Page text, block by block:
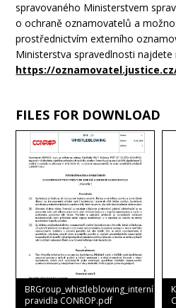
spravovaného Ministerstvem
o ochraně oznamovatelů a
prostřednictvím externího
Ministerstva spravedlnosti najdete
https://
FILES FOR DOWNLOAD
BRGroup_whistleblowing_interní
pravidla CONROP.pdf